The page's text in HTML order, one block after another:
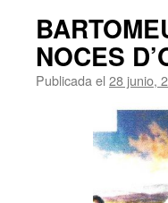
NOCES
Publicada el 28 junio,